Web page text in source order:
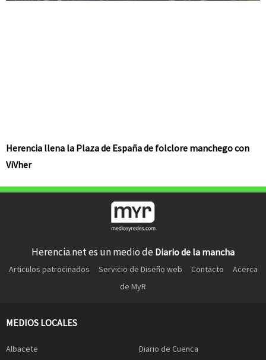
Herencia llena la Plaza de España de folclore manchego con
ViVher
Herencia.net es un medio de Diario de la mancha
Artículos patrocinados Servicio de Diseño web Contacto
Acerca
de MyR
MEDIOS LOCALES
Albacete Diario de Cuenca